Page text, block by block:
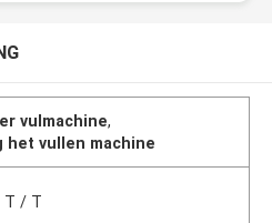
vulmachine,
het vullen machine
T / T